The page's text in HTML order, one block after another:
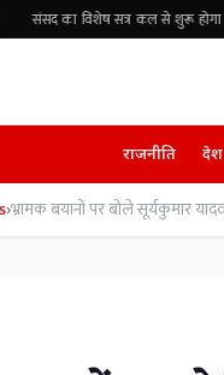
संसद का विशेष सत्र कल से शुरू होगा
राजनीति देश
›